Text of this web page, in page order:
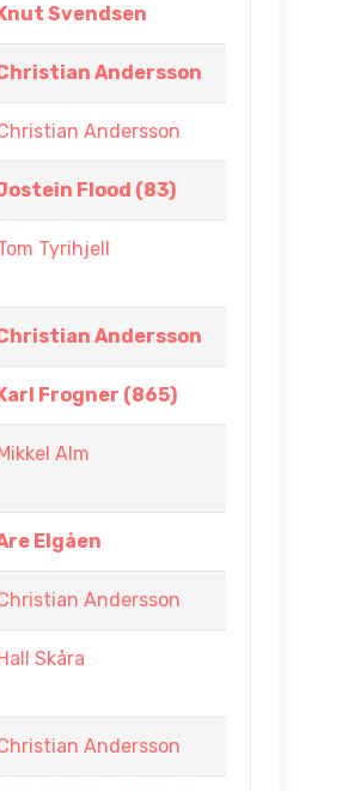
Svendsen
Andersson
Andersson
Flood (83)
Tyrihjell
Andersson
Frogner (865)
Alm
Elgåen
Andersson
Skåra
Andersson